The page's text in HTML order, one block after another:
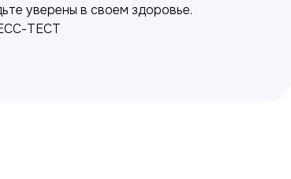
уверены в своем здоровье.
ТЕСТ